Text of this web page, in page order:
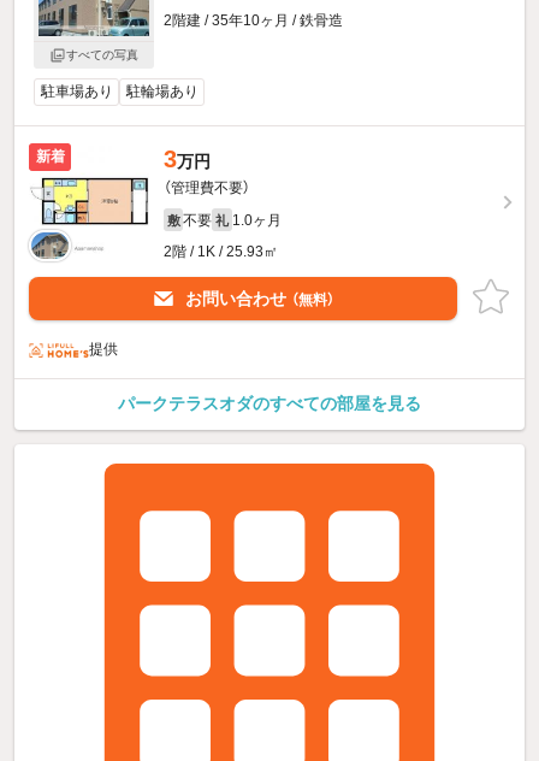
すべての写真
2階建 / 35年10ヶ月 / 鉄骨造
駐車場あり 駐輪場あり
新着 3万円
（管理費不要）
敷 不要 礼 1.0ヶ月
2階 / 1K / 25.93㎡
お問い合わせ （無料）
提供
パークテラスオダのすべての部屋を見る